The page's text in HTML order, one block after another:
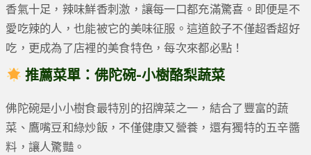
香氣十足，辣味鮮香刺激，讓每一口都充滿驚喜。即便是不
愛吃辣的人，也能被它的美味征服。這道餃子不僅超香超好
吃，更成為了店裡的美食特色，每次來都必點！
推薦菜單：佛陀碗-小樹酪梨蔬菜
佛陀碗是小小樹食最特別的招牌菜之一，結合了豐富的蔬
菜、鷹嘴豆和綠炒飯，不僅健康又營養，還有獨特的五辛醬
料，讓人驚豔。